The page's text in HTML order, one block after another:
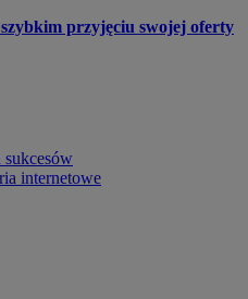
przyjęciu swojej oferty
sukcesów
internetowe